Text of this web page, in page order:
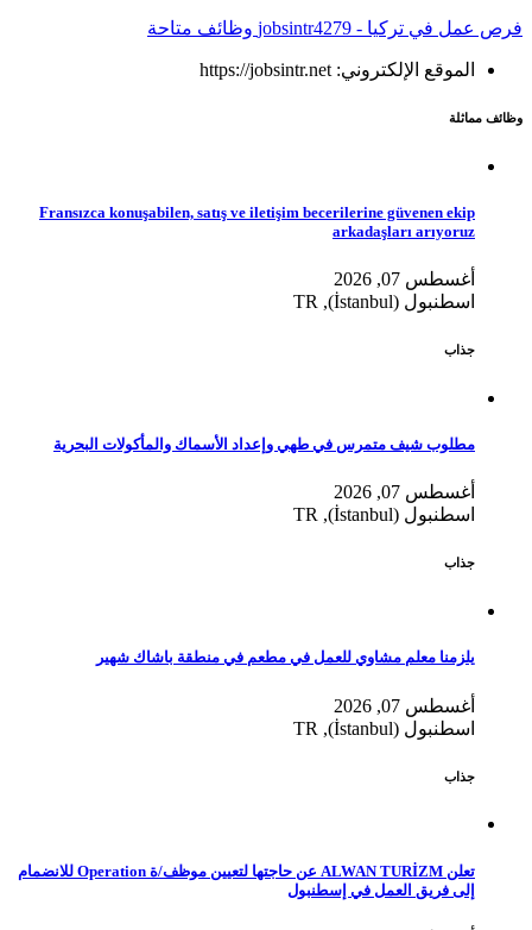
فرص عمل في تركيا - jobsintr 4279 وظائف متاحة
الموقع الإلكتروني: https://jobsintr.net
وظائف مماثلة
Fransızca konuşabilen, satış ve iletişim becerilerine güvenen ekip
arkadaşları arıyoruz
أغسطس 07, 2026
اسطنبول (İstanbul), TR
جذاب
مطلوب شيف متمرس في طهي وإعداد الأسماك والمأكولات البحرية
أغسطس 07, 2026
اسطنبول (İstanbul), TR
جذاب
يلزمنا معلم مشاوي للعمل في مطعم في منطقة باشاك شهير
أغسطس 07, 2026
اسطنبول (İstanbul), TR
جذاب
تعلن ALWAN TURİZM عن حاجتها لتعيين موظف/ة Operation للانضمام
إلى فريق العمل في إسطنبول